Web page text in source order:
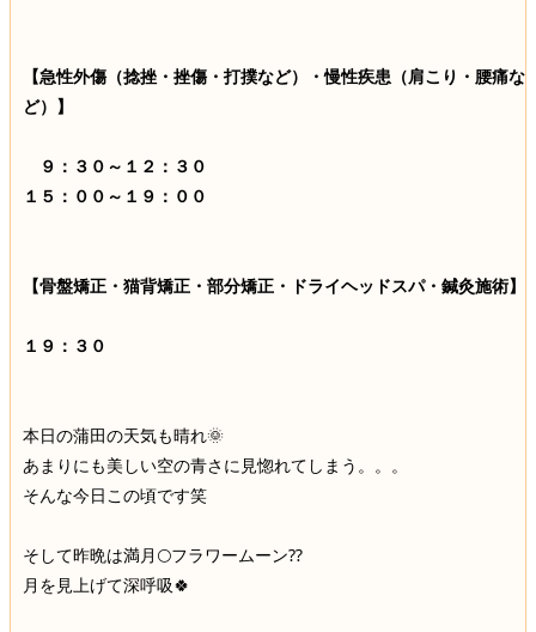
【急性外傷（捻挫・挫傷・打撲など）・慢性疾患（肩こり・腰痛な
ど）】
９：３０～１２：３０
１５：００～１９：００
【骨盤矯正・猫背矯正・部分矯正・ドライヘッドスパ・鍼灸施術】
１９：３０
本日の蒲田の天気も晴れ🌞
あまりにも美しい空の青さに見惚れてしまう。。。
そんな今日この頃です笑
そして昨晩は満月🌕フラワームーン⁇
月を見上げて深呼吸🍀